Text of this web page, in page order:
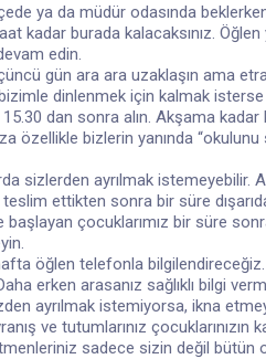
ya da müdür odasında
kadar burada kalacaksınız.
edin.
gün ara ara uzaklaşın ama
dinlenmek için kalmak
dan sonra alın. Akşama kadar
özellikle bizlerin yanında
sizlerden ayrılmak istemeyebilir.
ettikten sonra bir süre
başlayan çocuklarımız bir süre
öğlen telefonla bilgilendireceğiz.
erken arasanız sağlıklı bilgi
ayrılmak istemiyorsa, ikna
ve tutumlarınız çocuklarınızın
sadece sizin değil bütün